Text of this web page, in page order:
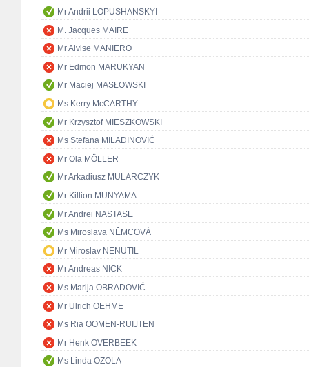
Mr Andrii LOPUSHANSKYI
M. Jacques MAIRE
Mr Alvise MANIERO
Mr Edmon MARUKYAN
Mr Maciej MASŁOWSKI
Ms Kerry McCARTHY
Mr Krzysztof MIESZKOWSKI
Ms Stefana MILADINOVIĆ
Mr Ola MÖLLER
Mr Arkadiusz MULARCZYK
Mr Killion MUNYAMA
Mr Andrei NASTASE
Ms Miroslava NĚMCOVÁ
Mr Miroslav NENUTIL
Mr Andreas NICK
Ms Marija OBRADOVIĆ
Mr Ulrich OEHME
Ms Ria OOMEN-RUIJTEN
Mr Henk OVERBEEK
Ms Linda OZOLA